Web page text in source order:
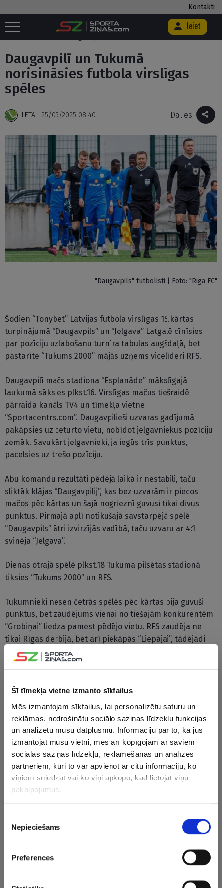
Šī tīmekļa vietne izmanto sīkfailus
Mēs izmantojam sīkfailus, lai personalizētu saturu un
reklāmas, nodrošinātu sociālo saziņas līdzekļu funkcijas
un analizētu mūsu datplūsmu. Informāciju par to, kā jūs
izmantojat mūsu vietni, mēs arī kopīgojam ar saviem
sociālās saziņas līdzekļu, reklamēšanas un analīzes
partneriem, kuri to var apvienot ar citu informāciju, ko
viņiem sniedzat vai ko viņi apkopo, kad lietojat viņu
pakalpojumus.
izvēle
Nepieciešams
Preferences
Kontakti
Ieiet
Sākums / Futbola Virslīga /
Daugavpilī un Tukumā
Daugavpilī un Tukumā
norisināsies futbola virslīgas
spēles
LETA 25/05/2025 08:40 Dalies
"Daugavpils" futbolisti | Foto: "Riga FC"
Šodien “Tonybet” Latvijas futbola virslīgas 15.kārtas
turpinājumā “Daugavpils” un “Jelgava” Latgalē cīnīsies
par pozīciju uzlabošanu turnīra tabulas augšdaļā, bet
pastarīte “Tukums 2000” mājās uzņems vicelīderi RFS.
Daugavpilī mačs stadiona “Esplanāde” mākslīgajā
laukumā sāksies plkst.16. Virslīgas mačus tiešraidē
pārraida kanāls TV4 un tīmekļa vietne
“Sportacentrs.com”. Daugavpilieši uzvaras gadījumā
pakāpsies uz ceturto vietu, nobīdot jelgavniekus pozīciju
zemāk. Savukārt jelgavnieki, ja iegūs trīs punktus,
pacelsies uz trešo pozīciju.
Abu komandu rezultāti pēdējā laikā ir nestabili, taču
sliktāk klājas “Daugavpilij”, kas bez uzvarām ir piecos
mačos pēc kārtas un šajā nogrieznī guvusi tikai divus
punktus. Pirmajā aplī notikušajā savstarpējā spēlē
“Daugavpils” ātri izvirzījās vadībā, taču uzvaru ar 4:1
svinēja “Jelgava”.
Dienas otrajā spēlē plkst.18 Tukuma pilsētas stadionā
tiksies “Tukums 2000” un RFS.
Tukumnieki nesen četrās spēlēs pēc kārtas bija guvuši
punktus, bet zaudējums vienai no tiešajām konkurentēm
“Grobiņai” liedza pamest pēdējo vietu. RFS zaudēja ne
tikai Rīgas derbijā, bet arī piekāpās “Liepājai”, tādējādi
atdodot līderes godu “Riga” futbolistiem. Sakrāto
brīdinājumu dēļ mājiniekiem nevarēs palīdzēt aizsargs
Pirmdien “Grobiņa” Liepājā tiksies ar “Super Nova”
vienību. Sestdien kārtas ievadā “Riga” viesos ar 3:0
pārspēja “Metta” futbolistus, savukārt “Liepājas” un
“Audas” mačā vārti netika gūti – 0:0.
Turnīra līdere ar 36 punktiem 15 spēlēs ir “Riga”, bet 31
“Jelgava”, “Liepāja” un “Daugavpils”, septītā ar 15
punktiem ir “Grobiņa”, bet 13, 12 un 11 punkti ir “Super
notiek četros apļos, katrai komandai līdz novembrim